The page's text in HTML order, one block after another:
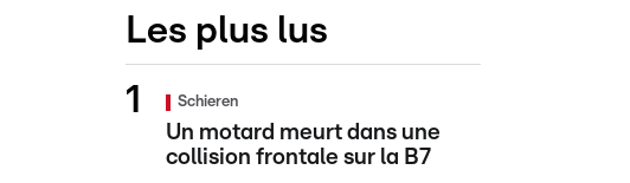
Les plus lus
Schieren
Un motard meurt dans une
collision frontale sur la B7